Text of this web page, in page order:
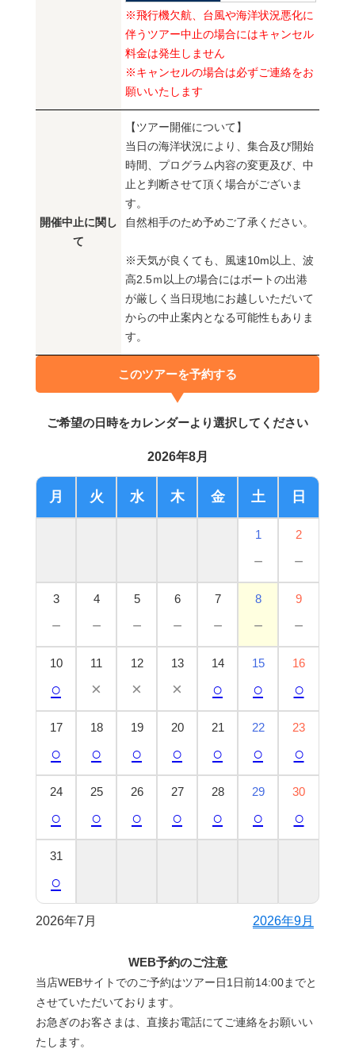
※飛行機欠航、台風や海洋状況悪化に
伴うツアー中止の場合にはキャンセル
料金は発生しません
※キャンセルの場合は必ずご連絡をお
願いいたします
開催中止に関し
て
【ツアー開催について】
当日の海洋状況により、集合及び開始
時間、プログラム内容の変更及び、中
止と判断させて頂く場合がございま
す。
自然相手のため予めご了承ください。
※天気が良くても、風速10m以上、波
高2.5ｍ以上の場合にはボートの出港
が厳しく当日現地にお越しいただいて
からの中止案内となる可能性もありま
す。
このツアーを予約する
ご希望の日時をカレンダーより選択してください
WEB予約のご注意
当店WEBサイトでのご予約はツアー日1日前14:00までと
させていただいております。
お急ぎのお客さまは、直接お電話にてご連絡をお願いい
たします。
2026年8月
月 火 水 木 金 土 日
1
－
2
－
3
－
4
－
5
－
6
－
7
－
8
－
9
－
10
○
11
×
12
×
13
×
14
○
15
○
16
○
17
○
18
○
19
○
20
○
21
○
22
○
23
○
24
○
25
○
26
○
27
○
28
○
29
○
30
○
31
○
2026年7月 2026年9月